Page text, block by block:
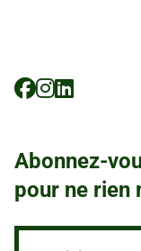
Icons
Abonnez-
pour ne rien